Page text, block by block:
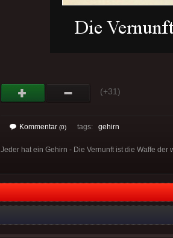
(+31)
Kommentar (0) tags: gehirn
Jeder hat ein Gehirn - Die Vernunft ist die Waffe der